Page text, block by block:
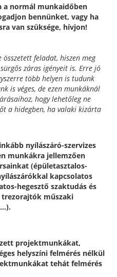
a normál munkaidőben
bennünket, vagy ha
van szüksége, hívjon!
összetett feladat, hiszen meg
záras igényeit is. Erre jó
több helyen is tudunk
is véges, de ezen munkáknál
hogy lehetőleg ne
a hidegben, ha valaki kizárta
nyílászáró-szervizes
munkákra jellemzően
(épületasztalos-
kapcsolatos
hegesztő szaktudás és
trezorajtók műszaki
projektmunkákat,
helyszíni felmérés nélkül
tehát felmérés